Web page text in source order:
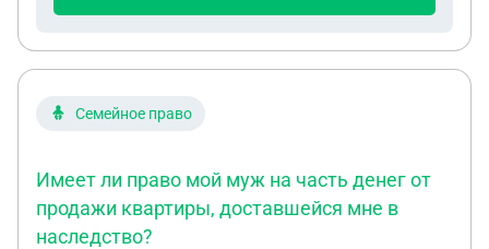
Семейное право
Имеет ли право мой муж на часть денег от
продажи квартиры, доставшейся мне в
наследство?